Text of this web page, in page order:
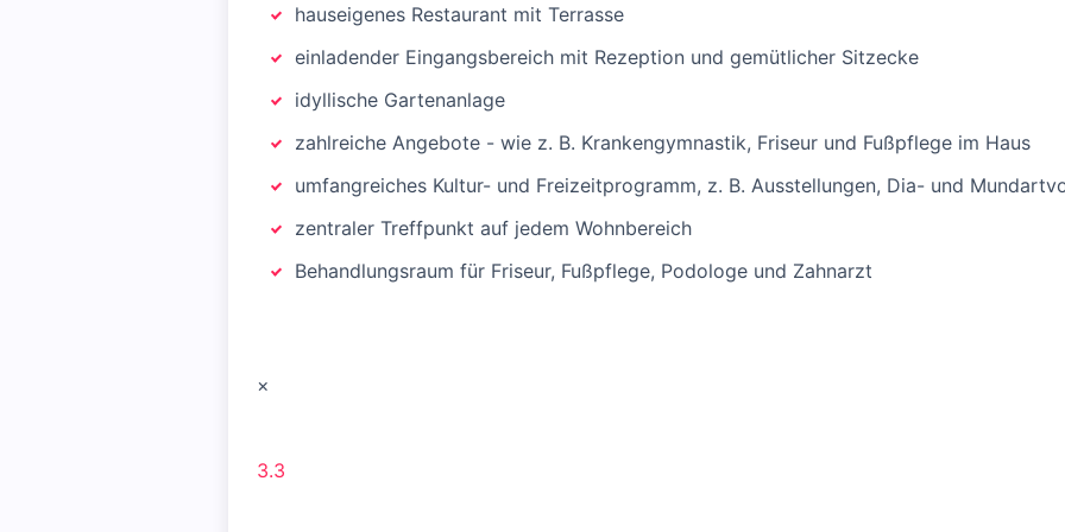
hauseigenes Restaurant mit Terrasse
einladender Eingangsbereich mit Rezeption und gemütlicher Sitzecke
idyllische Gartenanlage
zahlreiche Angebote - wie z. B. Krankengymnastik, Friseur und Fußpflege im Haus
umfangreiches Kultur- und Freizeitprogramm, z. B. Ausstellungen, Dia- und
zentraler Treffpunkt auf jedem Wohnbereich
Behandlungsraum für Friseur, Fußpflege, Podologe und Zahnarzt
×
3.3